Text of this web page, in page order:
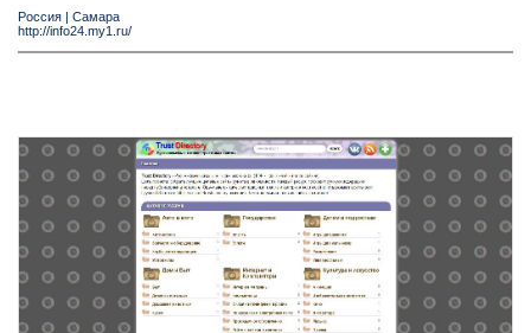
Россия | Самара
http://info24.my1.ru/